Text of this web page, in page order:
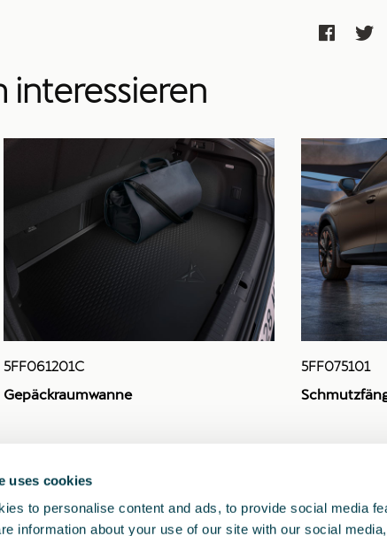
uses cookies
to personalise content and ads, to provide social media
information about your use of our site with our social
interessieren
5FF061201C
Gepäckraumwanne
5FF075101